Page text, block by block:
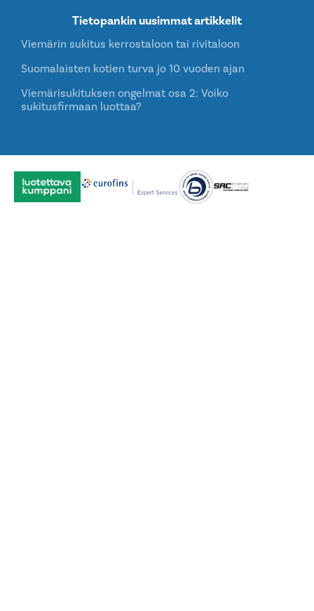
Tietopankin uusimmat artikkelit
Viemärin sukitus kerrostaloon tai rivitaloon
Suomalaisten kotien turva jo 10 vuoden ajan
Viemärisukituksen ongelmat osa 2: Voiko
sukitusfirmaan luottaa?